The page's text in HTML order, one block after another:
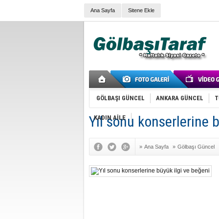
Ana Sayfa Sitene Ekle
GÖLBAŞI GÜNCEL ANKARA GÜNCEL
KADIN AİLE
Yıl sonu konserlerine
» Ana Sayfa » Gölbaşı Güncel